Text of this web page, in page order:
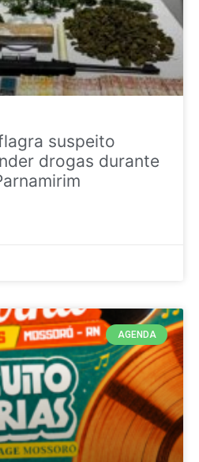
suspeito
drogas durante
AGENDA